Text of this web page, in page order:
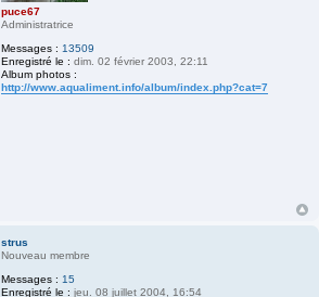
puce67
Administratrice
Messages : 13509
Enregistré le : dim. 02 février 2003, 22:11
Album photos :
http://www.aqualiment.info/album/index.php?cat=7
strus
Nouveau membre
Messages : 15
Enregistré le : jeu. 08 juillet 2004, 16:54